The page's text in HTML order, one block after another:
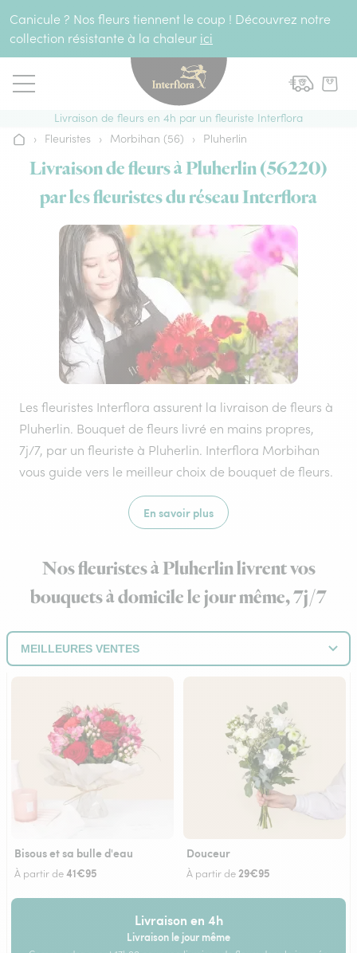
Canicule ? Nos fleurs tiennent le coup ! Découvrez notre
collection résistante à la chaleur ici
Livraison de fleurs en 4h par un fleuriste Interflora
Accueil
› Fleuristes › Morbihan (56) › Pluherlin
Livraison de fleurs à Pluherlin (56220)
par les fleuristes du réseau Interflora
Les fleuristes Interflora assurent la livraison de fleurs à
Pluherlin. Bouquet de fleurs livré en mains propres,
7j/7, par un fleuriste à Pluherlin. Interflora Morbihan
vous guide vers le meilleur choix de bouquet de fleurs.
En savoir plus
Nos fleuristes à Pluherlin livrent vos
bouquets à domicile le jour même, 7j/7
Bisous et sa bulle d'eau
À partir de41€95
Douceur
À partir de 29€95
Livraison en 4h
Livraison le jour même